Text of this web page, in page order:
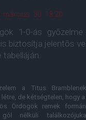
március. 30. 18:20
1-0-ás gyõzelme
biztosítja jelentõs
tabelláján.
a Titus
de kétségtelen, hogy
Ördögök remek
nélküli